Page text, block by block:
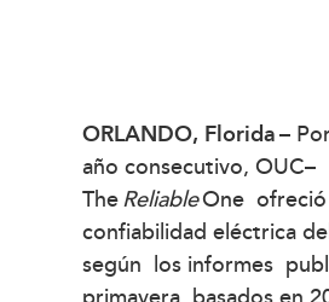
ORLANDO, Florida–
año consecutivo, OUC–
TheReliableOne ofreció
confiabilidad eléctrica
según los informes